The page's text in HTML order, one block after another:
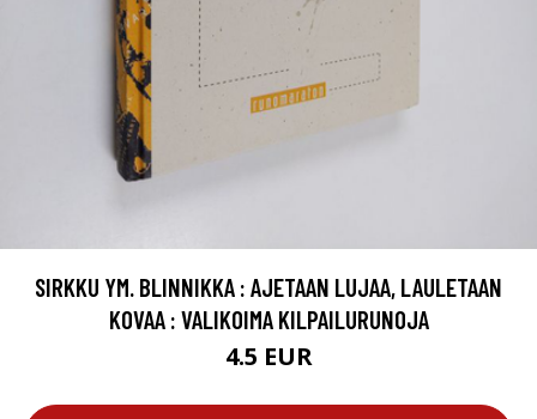
SIRKKU YM. BLINNIKKA : AJETAAN LUJAA, LAULETAAN
KOVAA : VALIKOIMA KILPAILURUNOJA
4.5 EUR